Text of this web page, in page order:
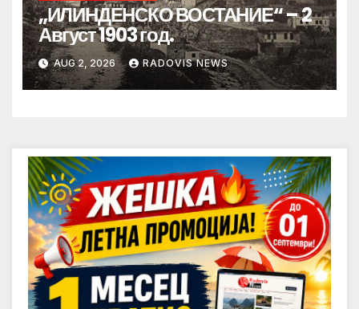
„ИЛИНДЕНСКО ВОСТАНИЕ“ – 2
Август 1903 год.
AUG 2, 2026 RADOVIS NEWS